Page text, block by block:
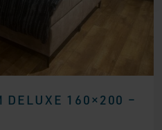
DELUXE 160×200 –